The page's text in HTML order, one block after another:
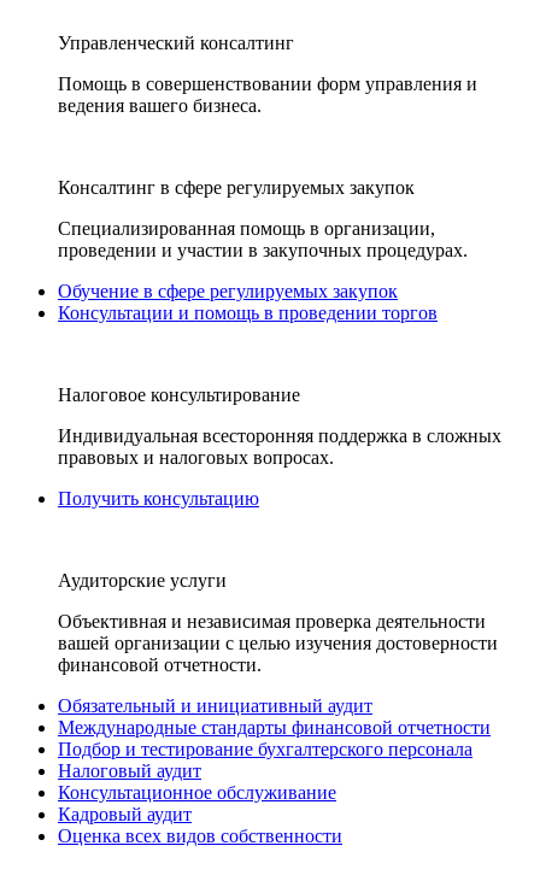
Управленческий консалтинг
Помощь в совершенствовании форм управления и
ведения вашего бизнеса.
Консалтинг в сфере регулируемых закупок
Специализированная помощь в организации,
проведении и участии в закупочных процедурах.
Обучение в сфере регулируемых закупок
Консультации и помощь в проведении торгов
Налоговое консультирование
Индивидуальная всесторонняя поддержка в сложных
правовых и налоговых вопросах.
Получить консультацию
Аудиторские услуги
Объективная и независимая проверка деятельности
вашей организации с целью изучения достоверности
финансовой отчетности.
Обязательный и инициативный аудит
Международные стандарты финансовой отчетности
Подбор и тестирование бухгалтерского персонала
Налоговый аудит
Консультационное обслуживание
Кадровый аудит
Оценка всех видов собственности